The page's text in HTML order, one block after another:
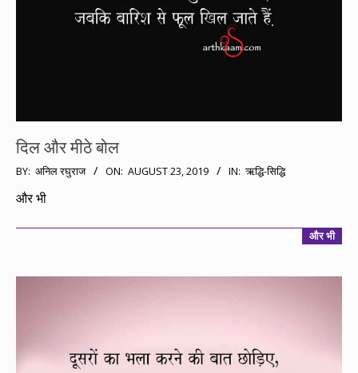
दिल और मीठे बोल
2019-
08-
BY: अनिल रघुराज ON: AUGUST 23, 2019 IN: ऋद्धि-सिद्धि
और भी
और भी